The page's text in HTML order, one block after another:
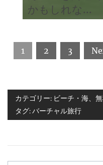
かもしれな...
1 2 3
カテゴリー: ビーチ・海、
タグ:バーチャル旅行